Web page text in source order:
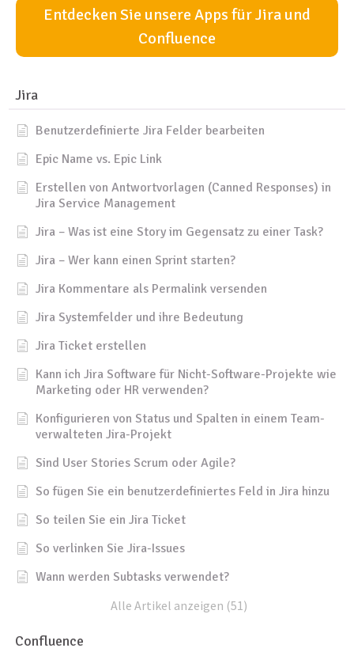
Jira
Benutzerdefinierte Jira Felder bearbeiten
Epic Name vs. Epic Link
Erstellen von Antwortvorlagen (Canned Responses) in
Jira Service Management
Jira – Was ist eine Story im Gegensatz zu einer Task?
Jira – Wer kann einen Sprint starten?
Jira Kommentare als Permalink versenden
Jira Systemfelder und ihre Bedeutung
Jira Ticket erstellen
Kann ich Jira Software für Nicht-Software-Projekte wie
Marketing oder HR verwenden?
Konfigurieren von Status und Spalten in einem Team-
verwalteten Jira-Projekt
Sind User Stories Scrum oder Agile?
So fügen Sie ein benutzerdefiniertes Feld in Jira hinzu
So teilen Sie ein Jira Ticket
So verlinken Sie Jira-Issues
Wann werden Subtasks verwendet?
Alle Artikel anzeigen (51)
Confluence
Entdecken Sie unsere Apps für Jira und
Confluence